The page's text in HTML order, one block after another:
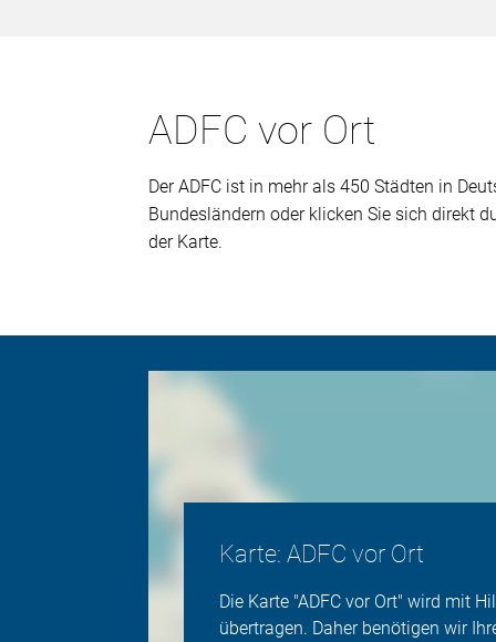
ADFC vor Ort
Der ADFC ist in mehr als 450 Städten in
Bundesländern oder klicken Sie sich direkt
der Karte.
Karte: ADFC vor Ort
Die Karte "ADFC vor Ort" wird mit
übertragen. Daher benötigen wir